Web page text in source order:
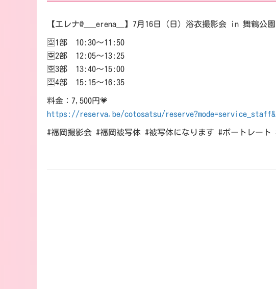
【エレナ@___erena__】7月16日（日）浴衣撮影会 in 舞鶴公園
🈳1部 10:30～11:50
🈳2部 12:05～13:25
🈳3部 13:40～15:00
🈳4部 15:15～16:35
料金：7,500円💗
https://reserva.be/cotosatsu/
#福岡撮影会 #福岡被写体 #被写体になります #ポートレー